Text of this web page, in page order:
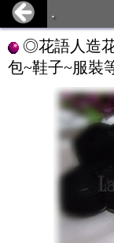
.
◎花語人造
包~鞋子~服裝